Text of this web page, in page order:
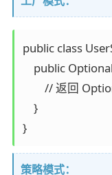
public class
public
// 返回
    }
}
策略模式：